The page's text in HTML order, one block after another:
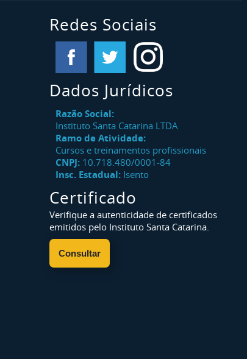
Redes Sociais
Dados Jurídicos
Razão Social:
Instituto Santa Catarina LTDA
Ramo de Atividade:
Cursos e treinamentos profissionais
CNPJ: 10.718.480/0001-84
Insc. Estadual: Isento
Certificado
Verifique a autenticidade de certificados
emitidos pelo Instituto Santa Catarina.
Consultar